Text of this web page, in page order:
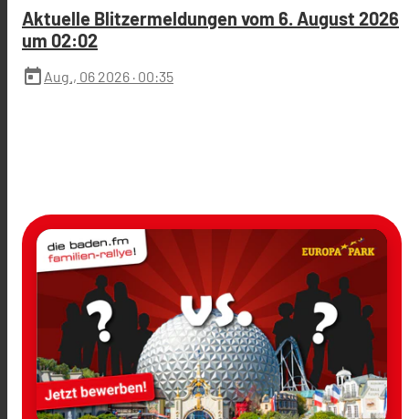
Aktuelle Blitzermeldungen vom 6. August 2026
um 02:02
today Aug., 06 2026 · 00:35